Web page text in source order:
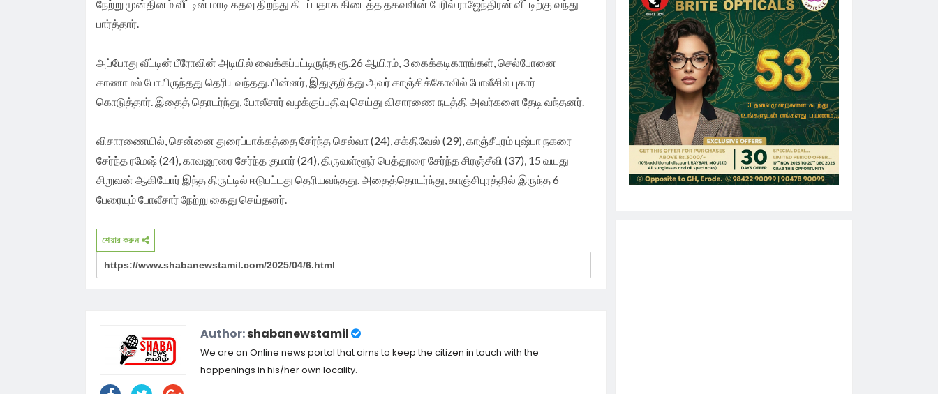
வேண்டுகோள்.
நேற்று முன்தினம் வீட்டின் மாடி கதவு திறந்து கிடப்பதாக கிடைத்த தகவலின் பேரில் ராஜேந்திரன் வீட்டிற்கு வந்து
பார்த்தார்.
அப்போது வீட்டின் பீரோவின் அடியில் வைக்கப்பட்டிருந்த ரூ.26 ஆயிரம், 3 கைக்கடிகாரங்கள், செல்போனை
காணாமல் போயிருந்தது தெரியவந்தது. பின்னர், இதுகுறித்து அவர் காஞ்சிக்கோவில் போலீசில் புகார்
கொடுத்தார். இதைத் தொடர்ந்து, போலீசார் வழக்குப்பதிவு செய்து விசாரணை நடத்தி அவர்களை தேடி வந்தனர்.
விசாரணையில், சென்னை துரைப்பாக்கத்தை சேர்ந்த செல்வா (24), சக்திவேல் (29), காஞ்சீபுரம் புஷ்பா நகரை
சேர்ந்த ரமேஷ் (24), காவனூரை சேர்ந்த குமார் (24), திருவள்ளூர் பெத்தூரை சேர்ந்த சிரஞ்சீவி (37), 15 வயது
சிறுவன் ஆகியோர் இந்த திருட்டில் ஈடுபட்டது தெரியவந்தது. அதைத்தொடர்ந்து, காஞ்சிபுரத்தில் இருந்த 6
பேரையும் போலீசார் நேற்று கைது செய்தனர்.
শেয়ার করুন
Author:shabanewstamil
We are an Online news portal that aims to keep the citizen in touch with the
happenings in his/her own locality.